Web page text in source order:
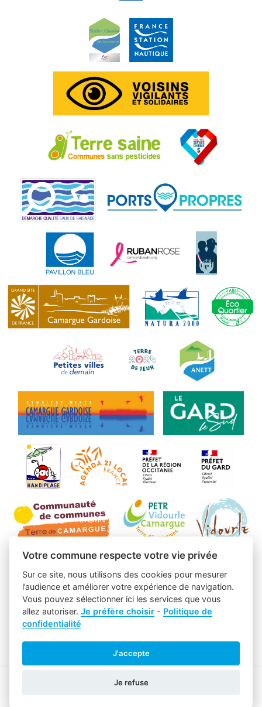
Votre commune respecte votre vie privée
Sur ce site, nous utilisons des cookies pour mesurer
l’audience et améliorer votre expérience de navigation.
Vous pouvez sélectionner ici les services que vous
allez autoriser.Je préfère choisir - Politique de
confidentialité
J'accepte
Je refuse